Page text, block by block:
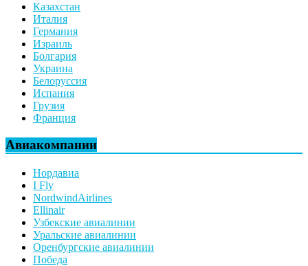
Казахстан
Италия
Германия
Израиль
Болгария
Украина
Белоруссия
Испания
Грузия
Франция
Авиакомпании
Нордавиа
I Fly
NordwindAirlines
Ellinair
Узбекские авиалинии
Уральские авиалинии
Оренбургские авиалинии
Победа